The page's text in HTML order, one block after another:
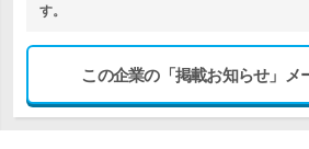
す。
この企業の「掲載お知らせ」メ